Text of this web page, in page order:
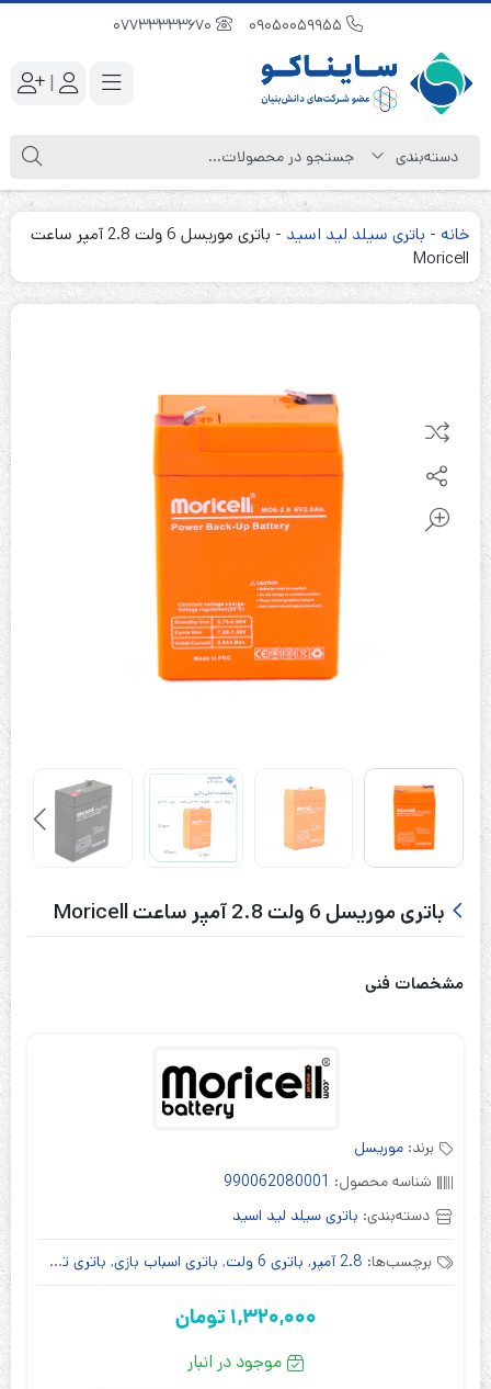
|
خانه - باتری سیلد لید اسید -
باتری موریسل 6 ولت 2.8 آمپر ساعت
Moricell
باتری موریسل 6 ولت 2.8 آمپر ساعت Moricell
مشخصات فنی
برند: موریسل
شناسه محصول: 990062080001
دسته‌بندی: باتری سیلد لید اسید
برچسب‌ها: 2.8 آمپر , باتری 6 ولت , باتری اسباب بازی, باتری تجهیزات پزشکی
1,320,000 تومان
موجود در انبار